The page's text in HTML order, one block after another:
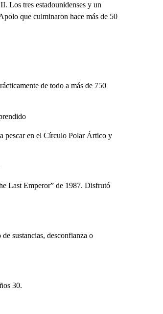
Los tres estadounidenses y un
que culminaron hace más de 50
de todo a más de 750
pescar en el Círculo Polar Ártico y
Last Emperor” de 1987. Disfrutó
sustancias, desconfianza o
30.